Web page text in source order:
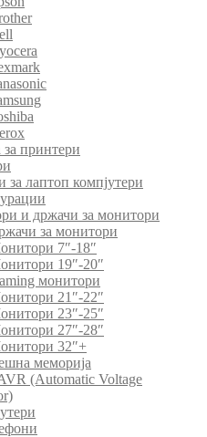
за принтери
за лаптоп компјутери
и држачи за монитори
за монитори
7″-18″
19″-20″
монитори
21″-22″
23″-25″
27″-28″
32″+
меморија
(Automatic Voltage